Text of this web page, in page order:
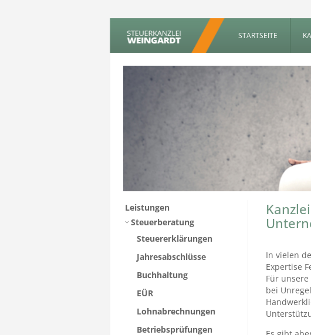
STARTSEITE
Leistungen
Steuerberatung
Steuererklärungen
Jahresabschlüsse
Buchhaltung
EÜR
Lohnabrechnungen
Betriebsprüfungen
In vielen
Expertise
Für
bei